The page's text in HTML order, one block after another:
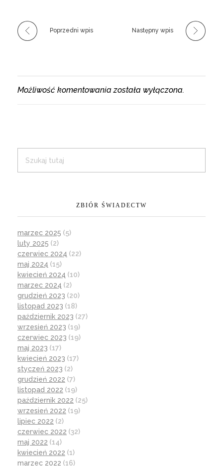
Poprzedni wpis Następny wpis
Możliwość komentowania została wyłączona.
ZBIÓR ŚWIADECTW
marzec 2025 (5)
luty 2025 (2)
czerwiec 2024 (22)
maj 2024 (15)
kwiecień 2024 (10)
marzec 2024 (2)
grudzień 2023 (20)
listopad 2023 (18)
październik 2023 (27)
wrzesień 2023 (19)
czerwiec 2023 (19)
maj 2023 (17)
kwiecień 2023 (17)
styczeń 2023 (2)
grudzień 2022 (7)
listopad 2022 (19)
październik 2022 (25)
wrzesień 2022 (19)
lipiec 2022 (2)
czerwiec 2022 (32)
maj 2022 (14)
kwiecień 2022 (1)
marzec 2022 (16)